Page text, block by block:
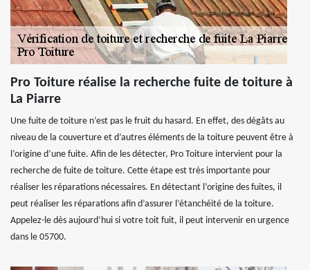
Pro Toiture réalise la recherche fuite de toiture à
La Piarre
Une fuite de toiture n’est pas le fruit du hasard. En effet, des dégâts au
niveau de la couverture et d’autres éléments de la toiture peuvent être à
l’origine d’une fuite. Afin de les détecter, Pro Toiture intervient pour la
recherche de fuite de toiture. Cette étape est très importante pour
réaliser les réparations nécessaires. En détectant l’origine des fuites, il
peut réaliser les réparations afin d’assurer l’étanchéité de la toiture.
Appelez-le dès aujourd’hui si votre toit fuit, il peut intervenir en urgence
dans le 05700.